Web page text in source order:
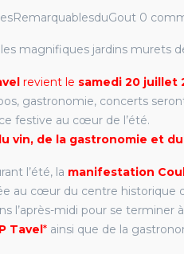
0
magnifiques jardins murets
revient le samedi 20 juillet
gastronomie, concerts
festive au cœur de l’été.
vin, de la gastronomie et
l’été, la manifestation
au cœur du centre
l’après-midi pour se
Tavel* ainsi que de la